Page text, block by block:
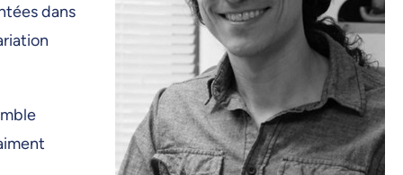
dans